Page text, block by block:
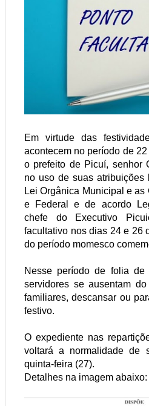
Em virtude das
acontecem no período de
o prefeito de Picuí, senhor
no uso de suas atribuições
Lei Orgânica Municipal e as
e Federal e de acordo
chefe do Executivo
facultativo nos dias 24 e 26
do período momesco
Nesse período de folia
servidores se ausentam
familiares, descansar ou
festivo.
O expediente nas
voltará a normalidade de
quinta-feira (27).
Detalhes na imagem abaixo: